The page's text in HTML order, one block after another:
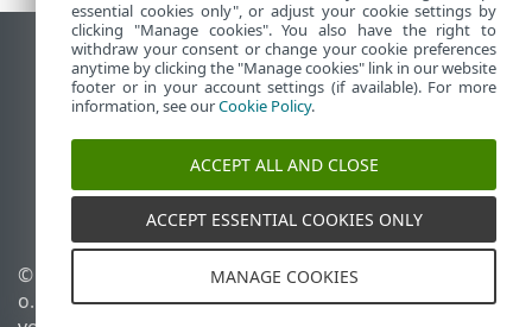
Desktop-Site anzeigen
End of Life
ESET Knowledgebase
ESET-Forum
ESET Status Portal
Regionaler Support
© 1992 - 2026 ESET, spol. s r.
o. - Alle Rechte
Cookies verwalten
Cookie-Richtlinie
essential cookies only", or adjust your cookie settings by
clicking "Manage cookies". You also have the right to
withdraw your consent or change your cookie preferences
anytime by clicking the "Manage cookies" link in our website
footer or in your account settings (if available). For more
information, see ourCookie Policy.
ACCEPT ALL AND CLOSE
ACCEPT ESSENTIAL COOKIES ONLY
MANAGE COOKIES